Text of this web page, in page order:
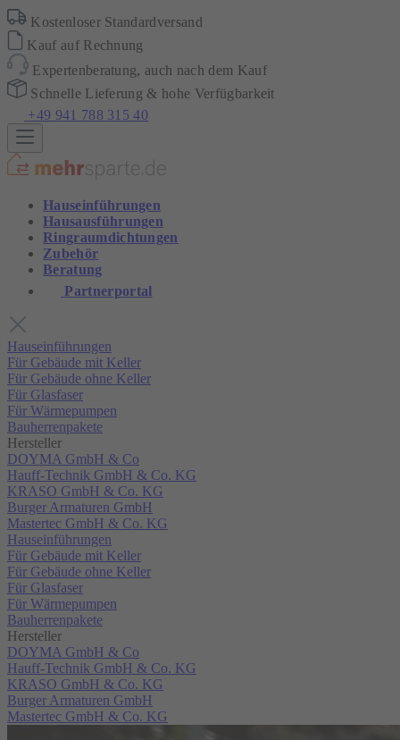
Kostenloser Standardversand
Kauf auf Rechnung
Expertenberatung, auch nach dem Kauf
Schnelle Lieferung & hohe Verfügbarkeit
+49 941 788 315 40
Hauseinführungen
Hausausführungen
Ringraumdichtungen
Zubehör
Beratung
Partnerportal
Hauseinführungen
Für Gebäude mit Keller
Für Gebäude ohne Keller
Für Glasfaser
Für Wärmepumpen
Bauherrenpakete
Hersteller
DOYMA GmbH & Co
Hauff-Technik GmbH & Co. KG
KRASO GmbH & Co. KG
Burger Armaturen GmbH
Mastertec GmbH & Co. KG
Hauseinführungen
Für Gebäude mit Keller
Für Gebäude ohne Keller
Für Glasfaser
Für Wärmepumpen
Bauherrenpakete
Hersteller
DOYMA GmbH & Co
Hauff-Technik GmbH & Co. KG
KRASO GmbH & Co. KG
Burger Armaturen GmbH
Mastertec GmbH & Co. KG